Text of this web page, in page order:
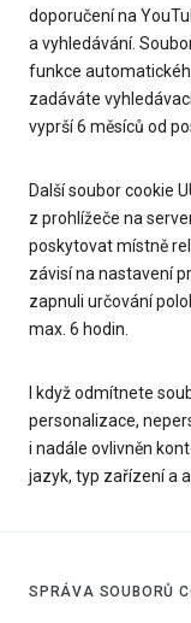
doporučení na
a vyhledávání.
funkce
zadáváte
vyprší 6 měsíců od
Další soubor cookie
z prohlížeče na
poskytovat místně
závisí na nastavení
zapnuli určování
max. 6 hodin.
I když odmítnete
personalizace,
i nadále ovlivněn
jazyk, typ zařízení a
SPRÁVA SOUBORŮ